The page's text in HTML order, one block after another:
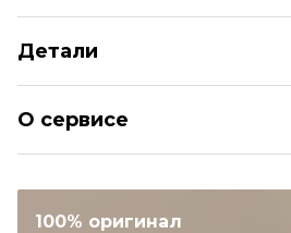
Детали
Категория
О сервисе
100% оригинал